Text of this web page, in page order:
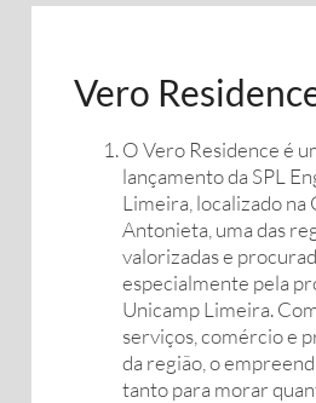
Vero
O Vero Residence é
lançamento da SPL
Limeira, localizado na
Antonieta, uma das
valorizadas e
especialmente pela
Unicamp Limeira.
serviços, comércio e
da região, o
tanto para morar